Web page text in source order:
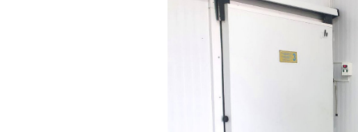
Холодильная камера